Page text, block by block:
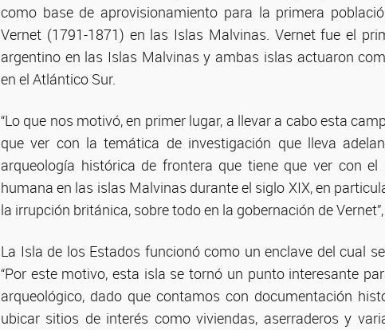
como base de aprovisionamiento para la primera
Vernet (1791-1871) en las Islas Malvinas. Vernet fue el
argentino en las Islas Malvinas y ambas islas actuaron
en el Atlántico Sur.
“Lo que nos motivó, en primer lugar, a llevar a cabo esta
que ver con la temática de investigación que lleva
arqueología histórica de frontera que tiene que ver con
humana en las islas Malvinas durante el siglo XIX, en
la irrupción británica, sobre todo en la gobernación de
La Isla de los Estados funcionó como un enclave del cual
“Por este motivo, esta isla se tornó un punto interesante
arqueológico, dado que contamos con documentación
ubicar sitios de interés como viviendas, aserraderos y